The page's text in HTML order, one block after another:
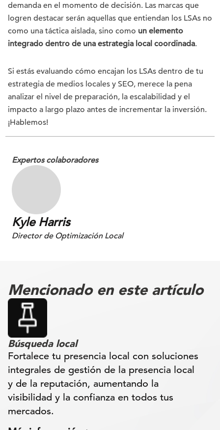
demanda en el momento de decisión. Las marcas que
logren destacar serán aquellas que entiendan los LSAs no
como una táctica aislada, sino como un elemento
integrado dentro de una estrategia local coordinada.
Si estás evaluando cómo encajan los LSAs dentro de tu
estrategia de medios locales y SEO, merece la pena
analizar el nivel de preparación, la escalabilidad y el
impacto a largo plazo antes de incrementar la inversión.
¡Hablemos!
Expertos colaboradores
Kyle Harris
Director de Optimización Local
Mencionado en este artículo
Búsqueda local
Fortalece tu presencia local con soluciones
integrales de gestión de la presencia local
y de la reputación, aumentando la
visibilidad y la confianza en todos tus
mercados.